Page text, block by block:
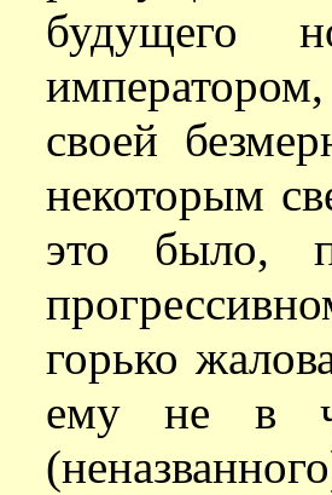
будущего
своей
некоторым
это было,
горько
ему не в